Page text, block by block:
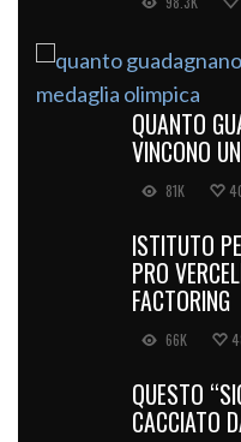
QUANTO
VINCONO
81K
ISTITUTO
PRO
FACTORING
66K
QUESTO
CACCIATO